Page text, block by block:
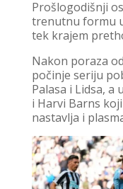
Prošlogodišnji
trenutnu formu
tek krajem
Nakon poraza
počinje seriju
Palasa i Lidsa, a
i Harvi Barns
nastavlja i